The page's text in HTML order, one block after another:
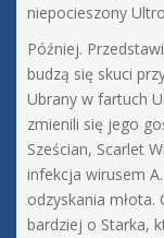
niepocieszony
Później.
budzą się skuci
Ubrany w fartuch
zmienili się jego
Sześcian, Scarlet
infekcja wirusem
odzyskania młota.
bardziej o Starka,